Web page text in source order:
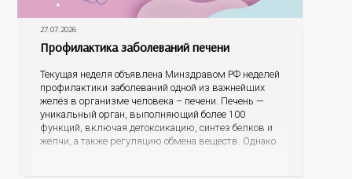
27.07.2026
Профилактика заболеваний печени
Текущая неделя объявлена Минздравом РФ неделей
профилактики заболеваний одной из важнейших
желёз в организме человека – печени. Печень —
уникальный орган, выполняющий более 100
функций, включая детоксикацию, синтез белков и
желчи, а также регуляцию обмена веществ. Однако